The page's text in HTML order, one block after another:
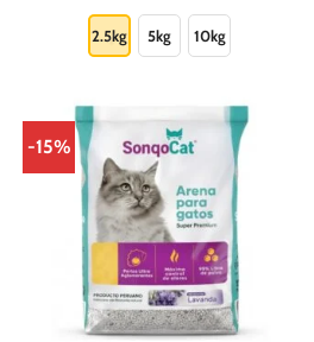
producto
tiene
variantes.
Las
opciones
se
pueden
elegir
en
la
página
2.5kg 5kg 10kg
-15%